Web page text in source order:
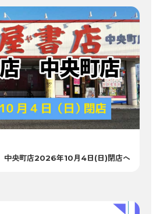
中央町店2026年10月4日(日)閉店へ